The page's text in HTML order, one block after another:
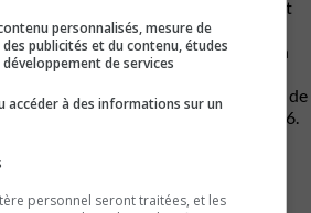
d’essais routiers. Sur les plans, il est
30EX, mais hors des ateliers de
le secret de son développement, on
avant que le nouveau modèle de
sous le nom de Phantom III, en 1936.
servira d’ailleurs à la
III, et ce à l’insu de leurs
jamais su que leur
opération secrète !
personnalisés, mesure de
publicités et du contenu, études
développement de services
accéder à des informations sur un
personnel seront traitées, et les